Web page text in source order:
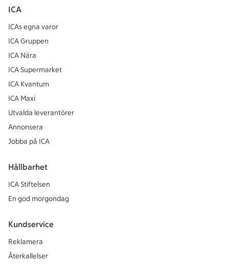
ICA
ICAs egna varor
ICA Gruppen
ICA Nära
ICA Supermarket
ICA Kvantum
ICA Maxi
Utvalda leverantörer
Annonsera
Jobba på ICA
Hållbarhet
ICA Stiftelsen
En god morgondag
Kundservice
Reklamera
Återkallelser